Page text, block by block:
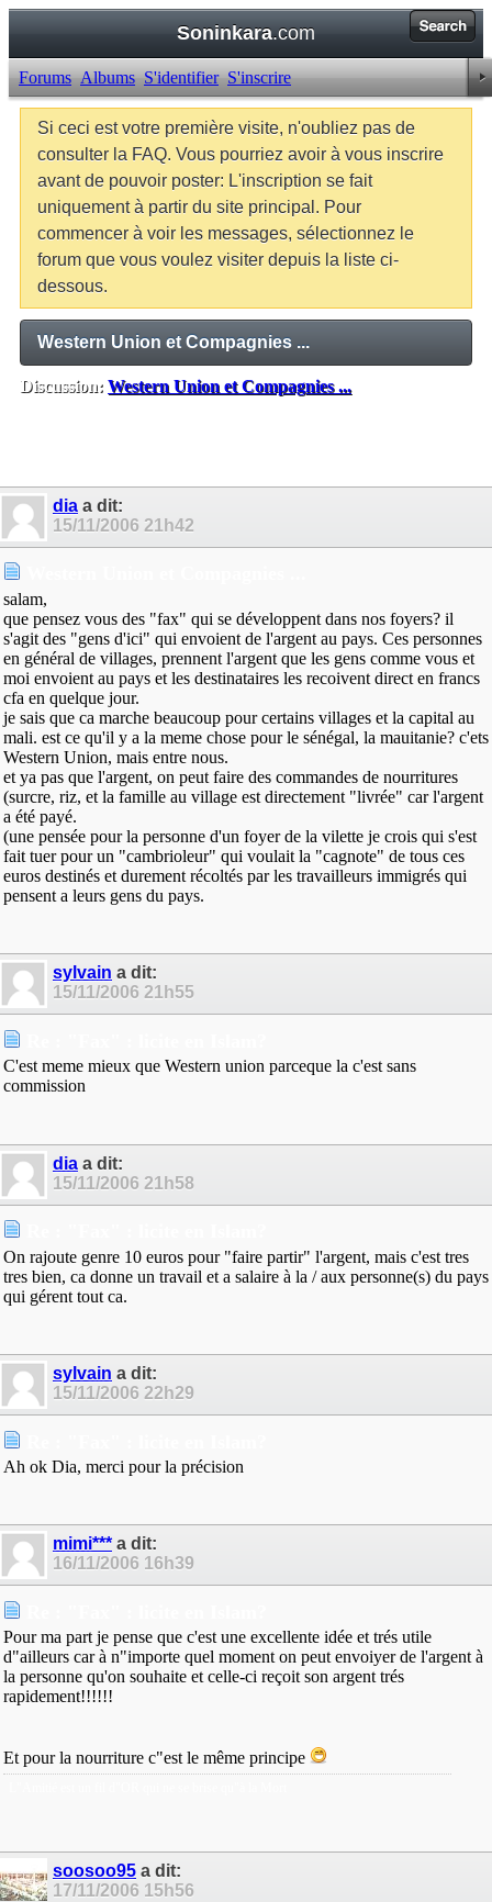
Soninkara.com
Forums Albums S'identifier S'inscrire
Si ceci est votre première visite, n'oubliez pas de
consulter la FAQ. Vous pourriez avoir à vous inscrire
avant de pouvoir poster: L'inscription se fait
uniquement à partir du site principal. Pour
commencer à voir les messages, sélectionnez le
forum que vous voulez visiter depuis la liste ci-
dessous.
Western Union et Compagnies ...
Discussion: Western Union et Compagnies ...
dia a dit:
15/11/2006 21h42
salam,
que pensez vous des "fax" qui se développent dans nos foyers? il
s'agit des "gens d'ici" qui envoient de l'argent au pays. Ces personnes
en général de villages, prennent l'argent que les gens comme vous et
moi envoient au pays et les destinataires les recoivent direct en francs
cfa en quelque jour.
je sais que ca marche beaucoup pour certains villages et la capital au
mali. est ce qu'il y a la meme chose pour le sénégal, la mauitanie? c'ets
Western Union, mais entre nous.
et ya pas que l'argent, on peut faire des commandes de nourritures
(surcre, riz, et la famille au village est directement "livrée" car l'argent
a été payé.
(une pensée pour la personne d'un foyer de la vilette je crois qui s'est
fait tuer pour un "cambrioleur" qui voulait la "cagnote" de tous ces
euros destinés et durement récoltés par les travailleurs immigrés qui
pensent a leurs gens du pays.
sylvain a dit:
15/11/2006 21h55
C'est meme mieux que Western union parceque la c'est sans
commission
dia a dit:
15/11/2006 21h58
On rajoute genre 10 euros pour "faire partir" l'argent, mais c'est tres
tres bien, ca donne un travail et a salaire à la / aux personne(s) du pays
qui gérent tout ca.
sylvain a dit:
15/11/2006 22h29
Ah ok Dia, merci pour la précision
mimi*** a dit:
16/11/2006 16h39
Pour ma part je pense que c'est une excellente idée et trés utile
d"ailleurs car à n"importe quel moment on peut envoiyer de l'argent à
la personne qu'on souhaite et celle-ci reçoit son argent trés
rapidement!!!!!!
Et pour la nourriture c"est le même principe
soosoo95 a dit:
17/11/2006 15h56